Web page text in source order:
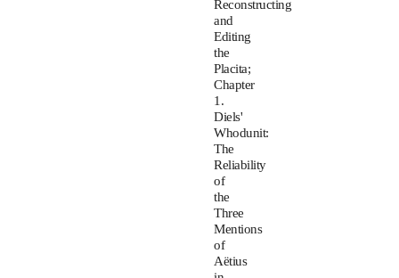
Reconstructing
and
Editing
the
Placita;
Chapter
1.
Diels'
Whodunit:
The
Reliability
of
the
Three
Mentions
of
Aëtius